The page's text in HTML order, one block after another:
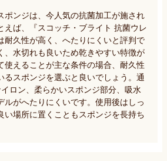
ポンジは、今人気の抗菌加工が施され
えば、『スコッチ・ブライト 抗菌ウレ
耐久性が高く、へたりにくいと評判で
、水切れも良いため乾きやすい特徴が
使えることが主な条件の場合、耐久性
るスポンジを選ぶと良いでしょう。通
ロン、柔らかいスポンジ部分、吸水
ルがへたりにくいです。使用後はしっ
い場所に置くこともスポンジを長持ち